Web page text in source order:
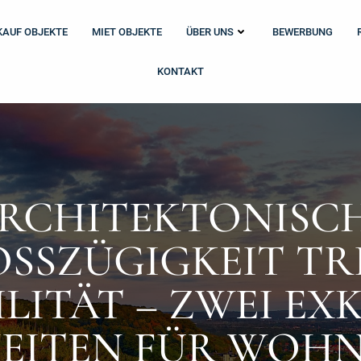
OBJEKTE MIET OBJEKTE ÜBER UNS BEWERBUNG
KONTAKT
– ZWEI
FÜR